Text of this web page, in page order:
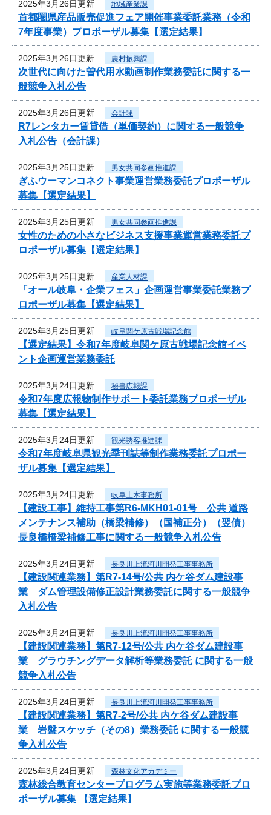
2025年3月26日更新 地域産業課
首都圏県産品販売促進フェア開催事業委託業務（令和
7年度事業）プロポーザル募集【選定結果】
2025年3月26日更新 農村振興課
次世代に向けた曽代用水動画制作業務委託に関する一
般競争入札公告
2025年3月26日更新 会計課
R7レンタカー賃貸借（単価契約）に関する一般競争
入札公告（会計課）
2025年3月25日更新 男女共同参画推進課
ぎふウーマンコネクト事業運営業務委託プロポーザル
募集【選定結果】
2025年3月25日更新 男女共同参画推進課
女性のための小さなビジネス支援事業運営業務委託プ
ロポーザル募集【選定結果】
2025年3月25日更新 産業人材課
「オール岐阜・企業フェス」企画運営事業委託業務プ
ロポーザル募集【選定結果】
2025年3月25日更新 岐阜関ケ原古戦場記念館
【選定結果】令和7年度岐阜関ケ原古戦場記念館イベ
ント企画運営業務委託
2025年3月24日更新 秘書広報課
令和7年度広報物制作サポート委託業務プロポーザル
募集【選定結果】
2025年3月24日更新 観光誘客推進課
令和7年度岐阜県観光季刊誌等制作業務委託プロポー
ザル募集【選定結果】
2025年3月24日更新 岐阜土木事務所
【建設工事】維持工事第R6-MKH01-01号 公共 道路
メンテナンス補助（橋梁補修）（国補正分）（翌債）
長良橋橋梁補修工事に関する一般競争入札公告
2025年3月24日更新 長良川上流河川開発工事事務所
【建設関連業務】第R7-14号/公共 内ケ谷ダム建設事
業 ダム管理設備修正設計業務委託に関する一般競争
入札公告
2025年3月24日更新 長良川上流河川開発工事事務所
【建設関連業務】第R7-12号/公共 内ケ谷ダム建設事
業 グラウチングデータ解析等業務委託 に関する一般
競争入札公告
2025年3月24日更新 長良川上流河川開発工事事務所
【建設関連業務】第R7-2号/公共 内ケ谷ダム建設事
業 岩盤スケッチ（その8）業務委託 に関する一般競
争入札公告
2025年3月24日更新 森林文化アカデミー
森林総合教育センタープログラム実施等業務委託プロ
ポーザル募集 【選定結果】